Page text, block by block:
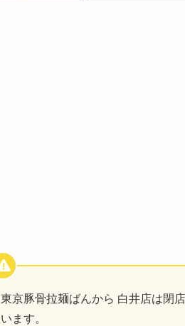
東京豚骨拉麺ばんから 白井店は閉
います。